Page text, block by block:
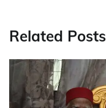
Related Posts